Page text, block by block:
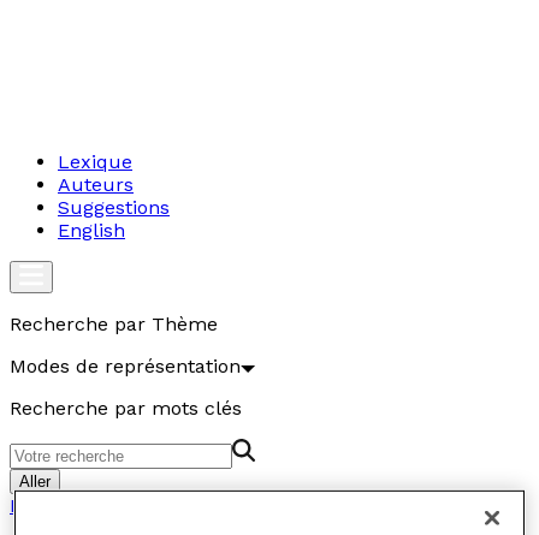
Lexique
Auteurs
Suggestions
English
Recherche par Thème
Modes de représentation
Recherche par mots clés
Aller
Modes de représentation